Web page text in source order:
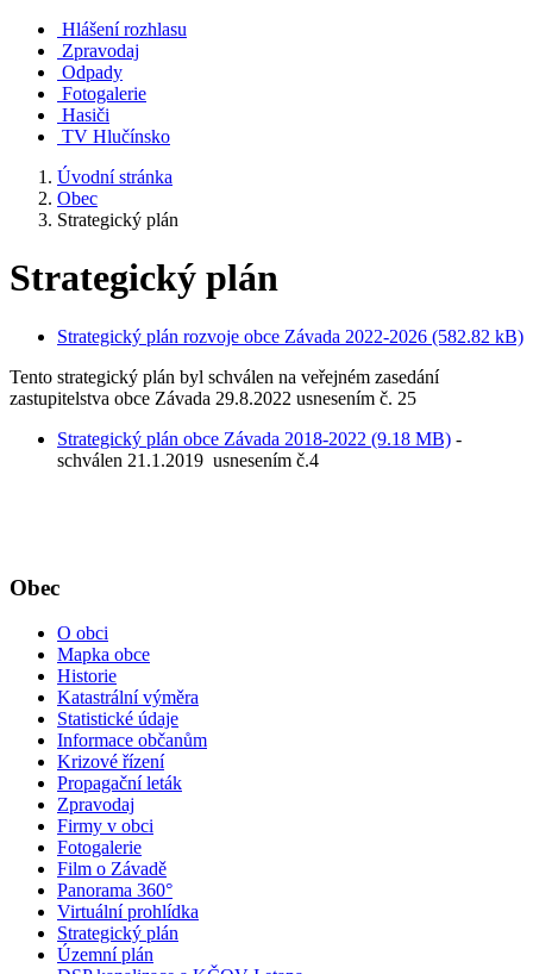
Hlášení rozhlasu
Zpravodaj
Odpady
Fotogalerie
Hasiči
TV Hlučínsko
Úvodní stránka
Obec
Strategický plán
Strategický plán
Strategický plán rozvoje obce Závada 2022-2026 (582.82 kB)
Tento strategický plán byl schválen na veřejném zasedání
zastupitelstva obce Závada 29.8.2022 usnesením č. 25
Strategický plán obce Závada 2018-2022 (9.18 MB) -
schválen 21.1.2019 usnesením č.4
Obec
O obci
Mapka obce
Historie
Katastrální výměra
Statistické údaje
Informace občanům
Krizové řízení
Propagační leták
Zpravodaj
Firmy v obci
Fotogalerie
Film o Závadě
Panorama 360°
Virtuální prohlídka
Strategický plán
Územní plán